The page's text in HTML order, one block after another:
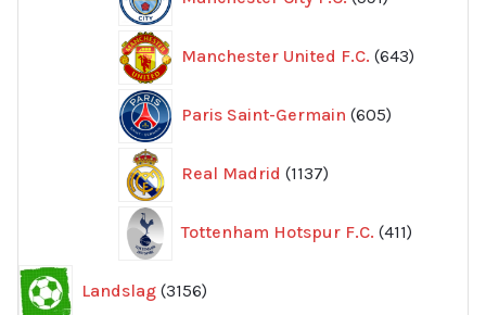
produkter
Manchester United F.C. 643
Paris Saint-Germain 605
produkter
Real Madrid 1137
produkter
Tottenham Hotspur F.C. 411
produkter
Landslag 3156
produkter